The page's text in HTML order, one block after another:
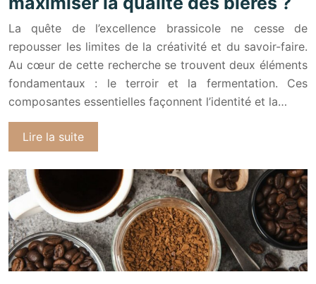
La quête de l’excellence brassicole ne cesse de
repousser les limites de la créativité et du savoir-faire.
Au cœur de cette recherche se trouvent deux éléments
fondamentaux : le terroir et la fermentation. Ces
composantes essentielles façonnent l’identité et la…
Lire la suite